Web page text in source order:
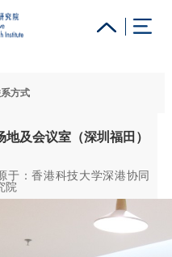
览
生活@科大
教授简录 认识科大
方式
及会议室（深圳福田）
于：香港科技大学深港协同
院